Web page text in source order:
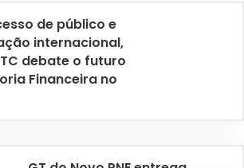
de público e
internacional,
TC debate o futuro
Financeira no